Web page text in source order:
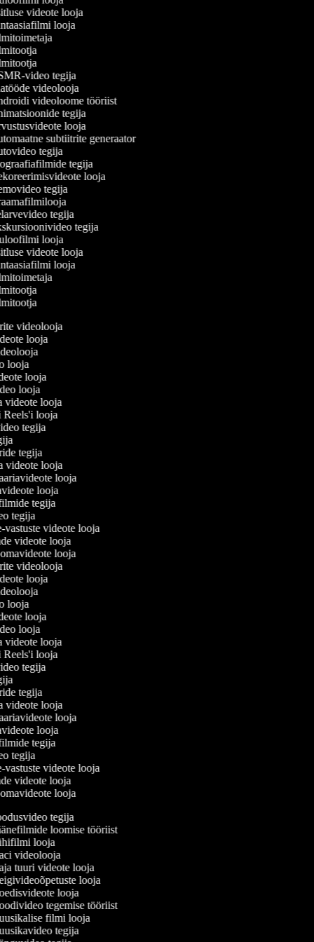
videote looja
looja
video tegija
videolooja
videoloome tööriist
tegija
looja
subtiitrite generaator
tegija
tegija
looja
tegija
tegija
tegija
looja
videote looja
looja
videolooja
looja
looja
looja
looja
videote looja
Reels'i looja
tegija
tegija
videote looja
looja
looja
tegija
tegija
vastuste videote looja
videote looja
looja
videolooja
looja
looja
looja
looja
videote looja
Reels'i looja
tegija
tegija
videote looja
looja
looja
tegija
tegija
vastuste videote looja
videote looja
looja
tegija
loomise tööriist
looja
videolooja
tuuri videote looja
looja
looja
tegemise tööriist
filmi looja
tegija